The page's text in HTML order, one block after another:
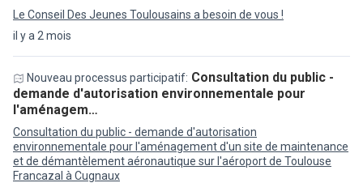
il y a 2 mois
Le Conseil Des Jeunes Toulousains a besoin de vous !
Nouveau processus participatif: Consultation du public -
demande d'autorisation environnementale pour
l'aménagem…
Consultation du public - demande d'autorisation
environnementale pour l'aménagement d'un site de maintenance
et de démantèlement aéronautique sur l'aéroport de Toulouse
Francazal à Cugnaux